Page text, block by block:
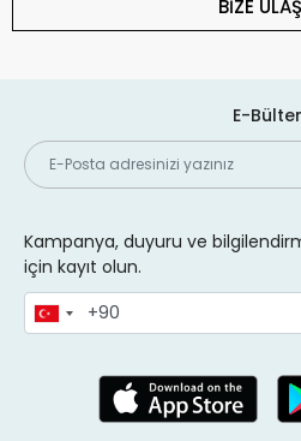
BİZE
E-
Kampanya, duyuru ve
için kayıt olun.